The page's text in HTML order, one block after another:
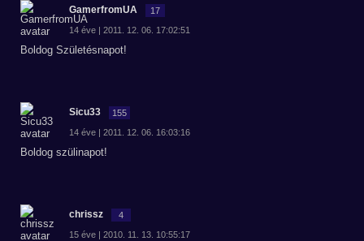
GamerfromUA 17
14 éve | 2011. 12. 06. 17:02:51
Boldog Születésnapot!
Sicu33 155
14 éve | 2011. 12. 06. 16:03:16
Boldog szülinapot!
chrissz 4
15 éve | 2010. 11. 13. 10:55:17